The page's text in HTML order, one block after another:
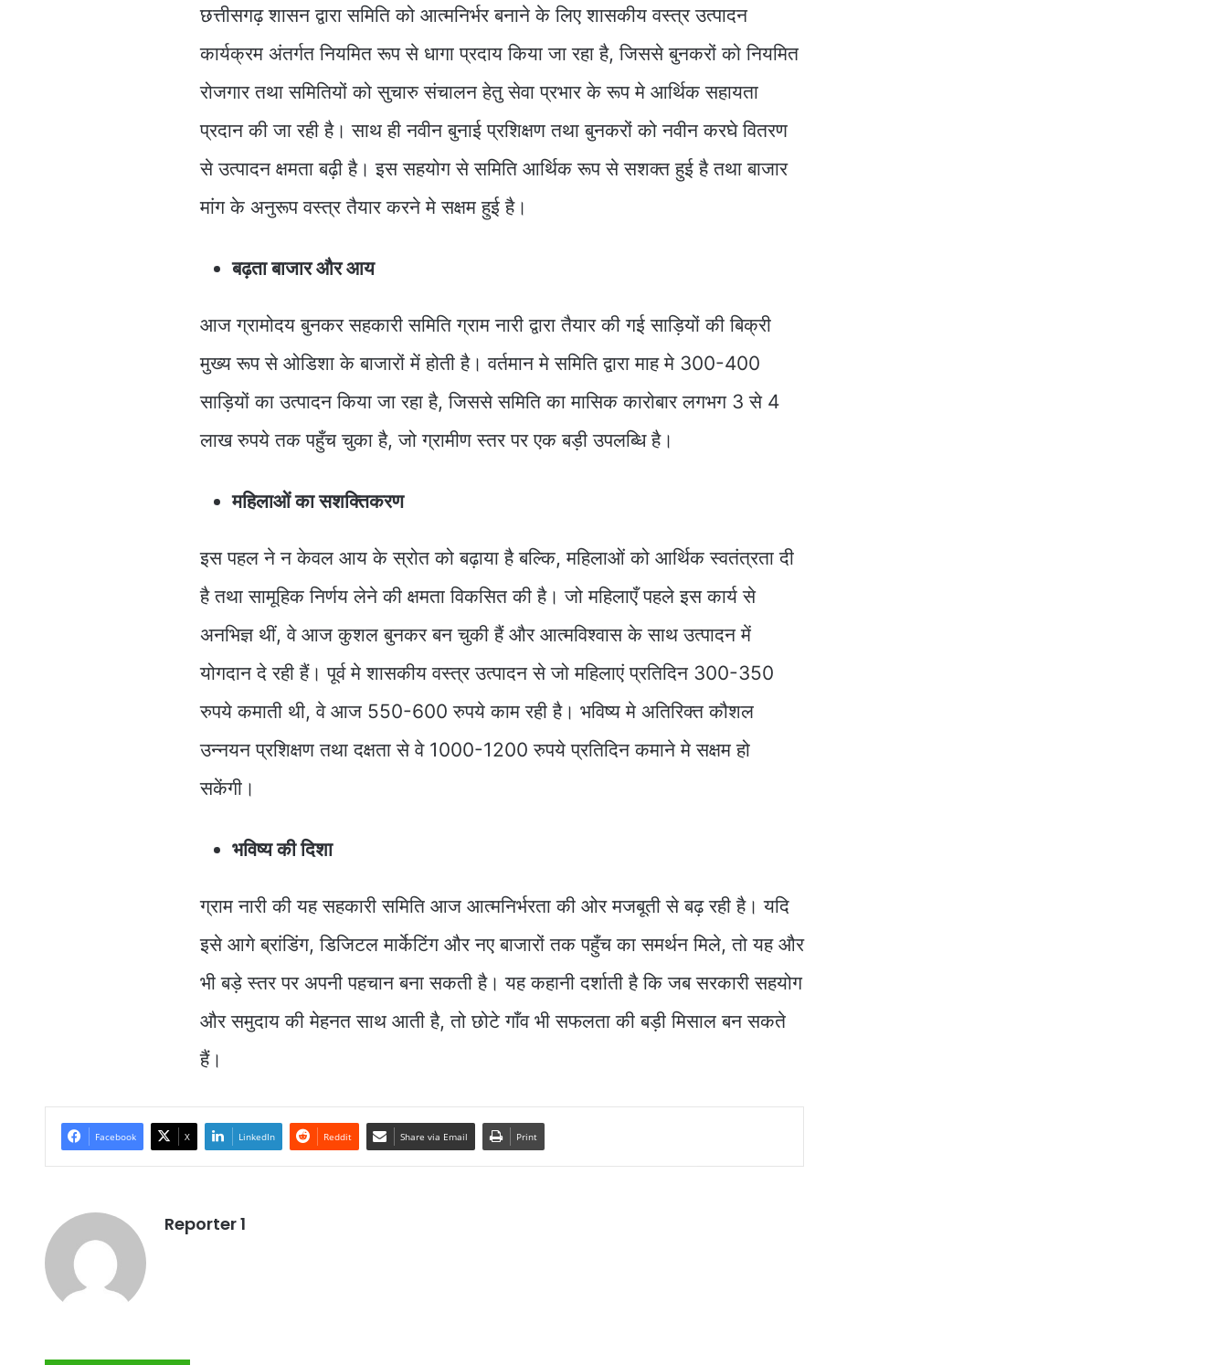
छत्तीसगढ़ शासन द्वारा समिति को आत्मनिर्भर बनाने के लिए शासकीय वस्त्र उत्पादन
कार्यक्रम अंतर्गत नियमित रूप से धागा प्रदाय किया जा रहा है, जिससे बुनकरों को नियमित
रोजगार तथा समितियों को सुचारु संचालन हेतु सेवा प्रभार के रूप मे आर्थिक सहायता
प्रदान की जा रही है। साथ ही नवीन बुनाई प्रशिक्षण तथा बुनकरों को नवीन करघे वितरण
से उत्पादन क्षमता बढ़ी है। इस सहयोग से समिति आर्थिक रूप से सशक्त हुई है तथा बाजार
मांग के अनुरूप वस्त्र तैयार करने मे सक्षम हुई है।
बढ़ता बाजार और आय
आज ग्रामोदय बुनकर सहकारी समिति ग्राम नारी द्वारा तैयार की गई साड़ियों की बिक्री
मुख्य रूप से ओडिशा के बाजारों में होती है। वर्तमान मे समिति द्वारा माह मे 300-400
साड़ियों का उत्पादन किया जा रहा है, जिससे समिति का मासिक कारोबार लगभग 3 से 4
लाख रुपये तक पहुँच चुका है, जो ग्रामीण स्तर पर एक बड़ी उपलब्धि है।
महिलाओं का सशक्तिकरण
इस पहल ने न केवल आय के स्रोत को बढ़ाया है बल्कि, महिलाओं को आर्थिक स्वतंत्रता दी
है तथा सामूहिक निर्णय लेने की क्षमता विकसित की है। जो महिलाएँ पहले इस कार्य से
अनभिज्ञ थीं, वे आज कुशल बुनकर बन चुकी हैं और आत्मविश्वास के साथ उत्पादन में
योगदान दे रही हैं। पूर्व मे शासकीय वस्त्र उत्पादन से जो महिलाएं प्रतिदिन 300-350
रुपये कमाती थी, वे आज 550-600 रुपये काम रही है। भविष्य मे अतिरिक्त कौशल
उन्नयन प्रशिक्षण तथा दक्षता से वे 1000-1200 रुपये प्रतिदिन कमाने मे सक्षम हो
सकेंगी।
भविष्य की दिशा
ग्राम नारी की यह सहकारी समिति आज आत्मनिर्भरता की ओर मजबूती से बढ़ रही है। यदि
इसे आगे ब्रांडिंग, डिजिटल मार्केटिंग और नए बाजारों तक पहुँच का समर्थन मिले, तो यह और
भी बड़े स्तर पर अपनी पहचान बना सकती है। यह कहानी दर्शाती है कि जब सरकारी सहयोग
और समुदाय की मेहनत साथ आती है, तो छोटे गाँव भी सफलता की बड़ी मिसाल बन सकते
हैं।
Facebook X LinkedIn Reddit Share via Email Print
Reporter 1